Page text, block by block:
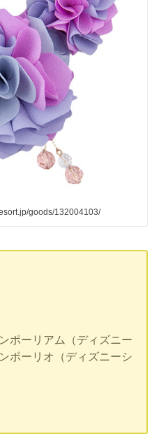
goods/132004103/
ポーリアム（ディズニー
ポーリオ（ディズニーシ